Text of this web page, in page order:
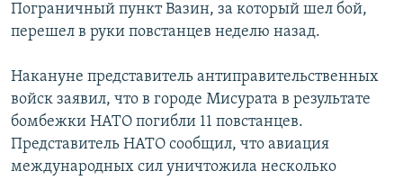
Пограничный пункт Вазин, за который шел бой,
перешел в руки повстанцев неделю назад.
Накануне представитель антиправительственных
войск заявил, что в городе Мисурата в результате
бомбежки НАТО погибли 11 повстанцев.
Представитель НАТО сообщил, что авиация
международных сил уничтожила несколько